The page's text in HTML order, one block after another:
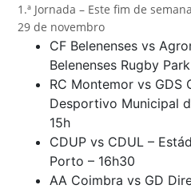
1.ª Jornada – Este fim de semana
29 de novembro
CF Belenenses vs
Belenenses Rugby
RC Montemor vs GDS
Desportivo Municipal
15h
CDUP vs CDUL –
Porto – 16h30
AA Coimbra vs GD